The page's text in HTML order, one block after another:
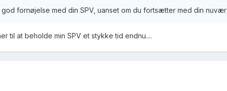
fornøjelse med din SPV, uanset om du fortsætter med din
til at beholde min SPV et stykke tid endnu....